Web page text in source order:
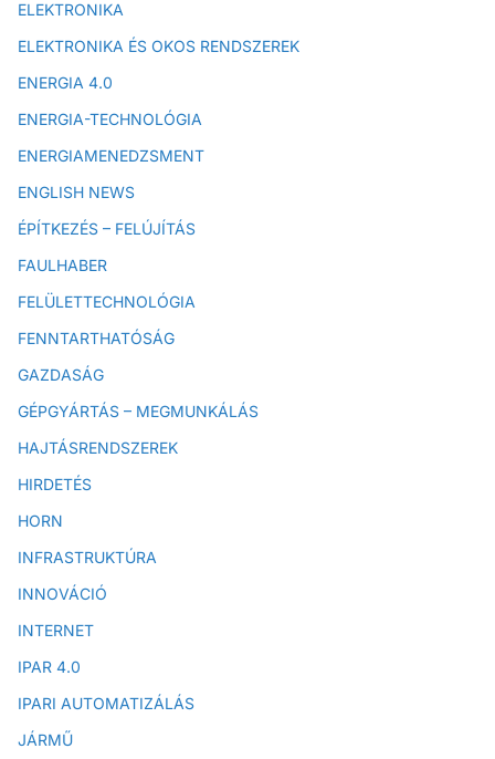
ELEKTRONIKA
ELEKTRONIKA ÉS OKOS RENDSZEREK
ENERGIA 4.0
ENERGIA-TECHNOLÓGIA
ENERGIAMENEDZSMENT
ENGLISH NEWS
ÉPÍTKEZÉS – FELÚJÍTÁS
FAULHABER
FELÜLETTECHNOLÓGIA
FENNTARTHATÓSÁG
GAZDASÁG
GÉPGYÁRTÁS – MEGMUNKÁLÁS
HAJTÁSRENDSZEREK
HIRDETÉS
HORN
INFRASTRUKTÚRA
INNOVÁCIÓ
INTERNET
IPAR 4.0
IPARI AUTOMATIZÁLÁS
JÁRMŰ